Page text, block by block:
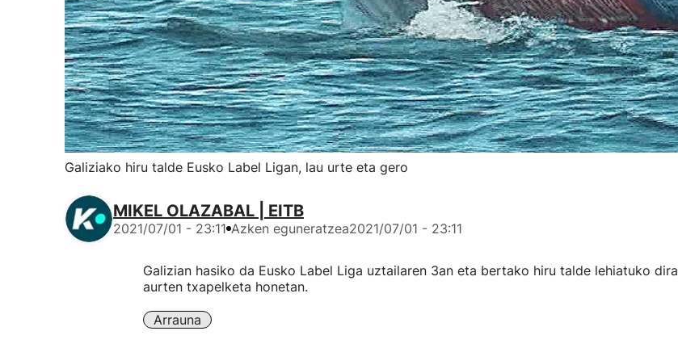
Galiziako hiru talde Eusko Label Ligan, lau urte eta gero
MIKEL OLAZABAL | EITB
2021/07/01 - 23:11 Azken eguneratzea2021/07/01 - 23:11
Galizian hasiko da Eusko Label Liga uztailaren 3an eta bertako hiru talde lehiatuko dira
aurten txapelketa honetan.
Arrauna